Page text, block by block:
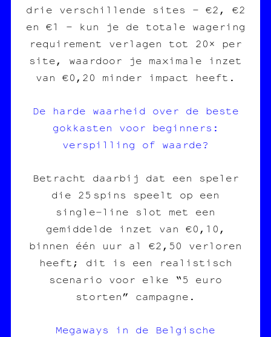
drie verschillende sites – €2, €2
en €1 – kun je de totale wagering
requirement verlagen tot 20× per
site, waardoor je maximale inzet
van €0,20 minder impact heeft.
De harde waarheid over de beste
gokkasten voor beginners:
verspilling of waarde?
Betracht daarbij dat een speler
die 25 spins speelt op een
single‑line slot met een
gemiddelde inzet van €0,10,
binnen één uur al €2,50 verloren
heeft; dit is een realistisch
scenario voor elke “5 euro
storten” campagne.
Megaways in de Belgische